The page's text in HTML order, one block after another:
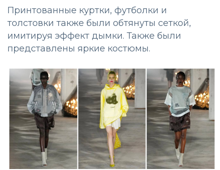
Принтованные куртки, футболки и
толстовки также были обтянуты сеткой,
имитируя эффект дымки. Также были
представлены яркие костюмы.